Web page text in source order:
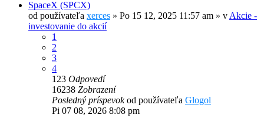
SpaceX (SPCX)
od používateľa xerces » Po 15 12, 2025 11:57 am » vAkcie -
investovanie do akcií
1
2
3
4
123 Odpovedí
16238 Zobrazení
Posledný príspevokod používateľa Glogol
Pi 07 08, 2026 8:08 pm